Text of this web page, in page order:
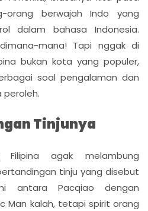
orang berwajah Indo yang
dalam bahasa Indonesia.
mana! Tapi nggak di
bukan kota yang populer,
soal pengalaman dan
peroleh.
Tinjunya
agak melambung
tinju yang disebut
antara Pacqiao dengan
Man kalah, tetapi spirit orang